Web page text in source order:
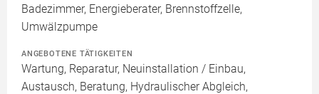
Badezimmer, Energieberater, Brennstoffzelle,
Umwälzpumpe
ANGEBOTENE TÄTIGKEITEN
Wartung, Reparatur, Neuinstallation / Einbau,
Austausch, Beratung, Hydraulischer Abgleich,